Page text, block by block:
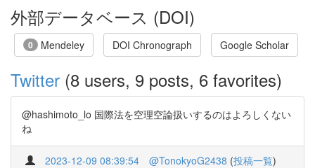
外部データベース (DOI)
0 Mendeley DOI Chronograph Google Scholar
Twitter (8 users, 9 posts, 6 favorites)
@hashimoto_lo 国際法を空理空論扱いするのはよろしくない
ね
2023-12-09 08:39:54 @TonokyoG2438 (投稿一覧)